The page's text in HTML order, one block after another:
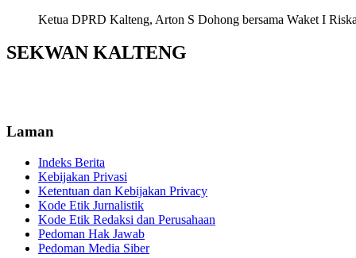
Ketua DPRD Kalteng, Arton S Dohong bersama Waket I
SEKWAN KALTENG
Laman
Indeks Berita
Kebijakan Privasi
Ketentuan dan Kebijakan Privacy
Kode Etik Jurnalistik
Kode Etik Redaksi dan Perusahaan
Pedoman Hak Jawab
Pedoman Media Siber